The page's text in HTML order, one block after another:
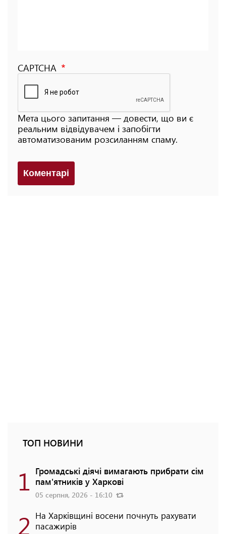
CAPTCHA
Мета цього запитання — довести, що ви є
реальним відвідувачем і запобігти
автоматизованим розсиланням спаму.
Коментарi
ТОП НОВИНИ
1 Громадські діячі вимагають прибрати сім
пам'ятників у Харкові
05 серпня, 2026 - 16:10
2 На Харківщині восени почнуть рахувати
пасажирів